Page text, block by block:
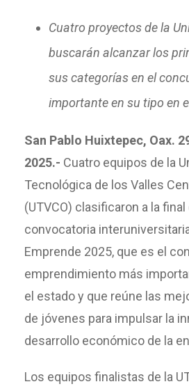
Cuatro proyectos de la
buscarán alcanzar los
sus categorías en el
importante en su tipo en
San Pablo Huixtepec, Oax.
2025.- Cuatro equipos de la
Tecnológica de los Valles
(UTVCO) clasificaron a la final
convocatoria
Emprende 2025, que es el
emprendimiento más
el estado y que reúne las
de jóvenes para impulsar la
desarrollo económico de la
Los equipos finalistas de la